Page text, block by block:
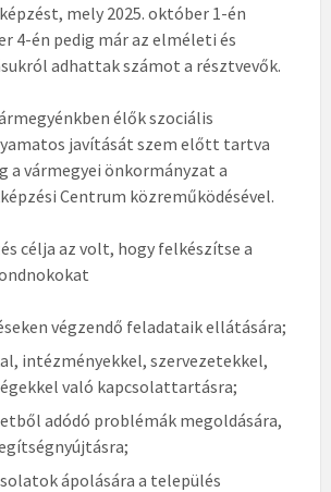
mely 2025. október 1-én
4-én pedig már az elméleti és
adhattak számot a résztvevők.
élők szociális
javítását szem előtt tartva
a vármegyei önkormányzat a
Centrum közreműködésével.
célja az volt, hogy felkészítse a
végzendő feladataik ellátására;
intézményekkel, szervezetekkel,
való kapcsolattartásra;
adódó problémák megoldására,
ápolására a település